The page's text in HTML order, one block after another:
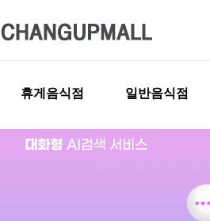
휴게음식점 일반음식점